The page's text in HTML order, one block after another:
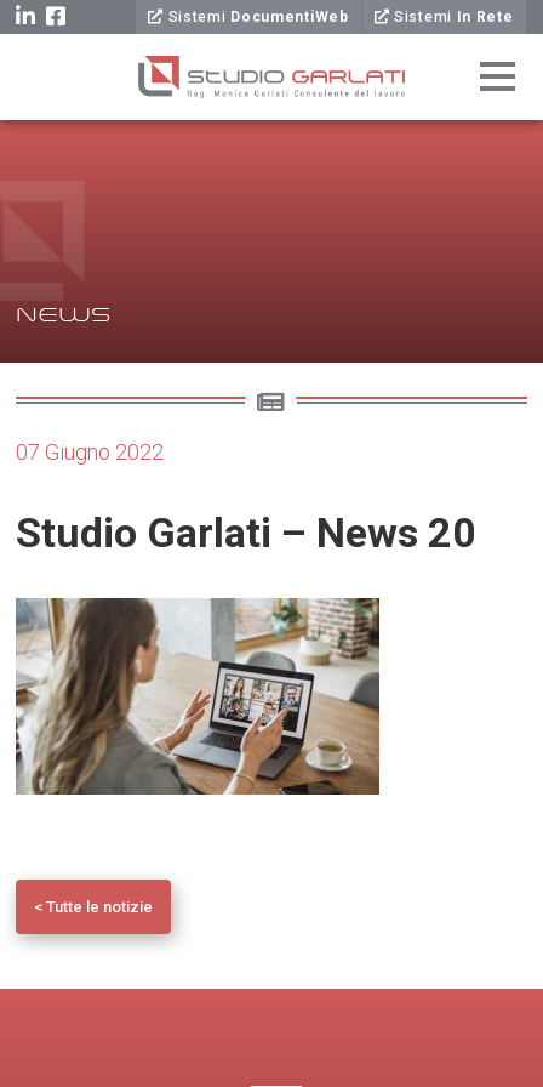
Sistemi DocumentiWeb Sistemi In Rete
NEWS
07 Giugno 2022
Studio Garlati – News 20
< Tutte le notizie